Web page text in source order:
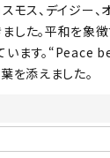
モス、デイジー、
した。平和を象徴
います。“Peace
を添えました。